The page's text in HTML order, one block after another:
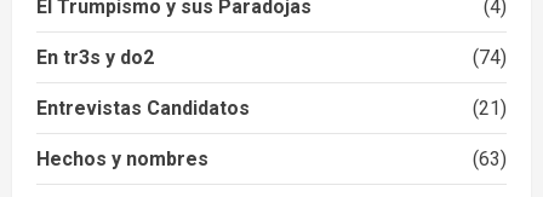
El Trumpismo y sus Paradojas (4)
En tr3s y do2 (74)
Entrevistas Candidatos (21)
Hechos y nombres (63)